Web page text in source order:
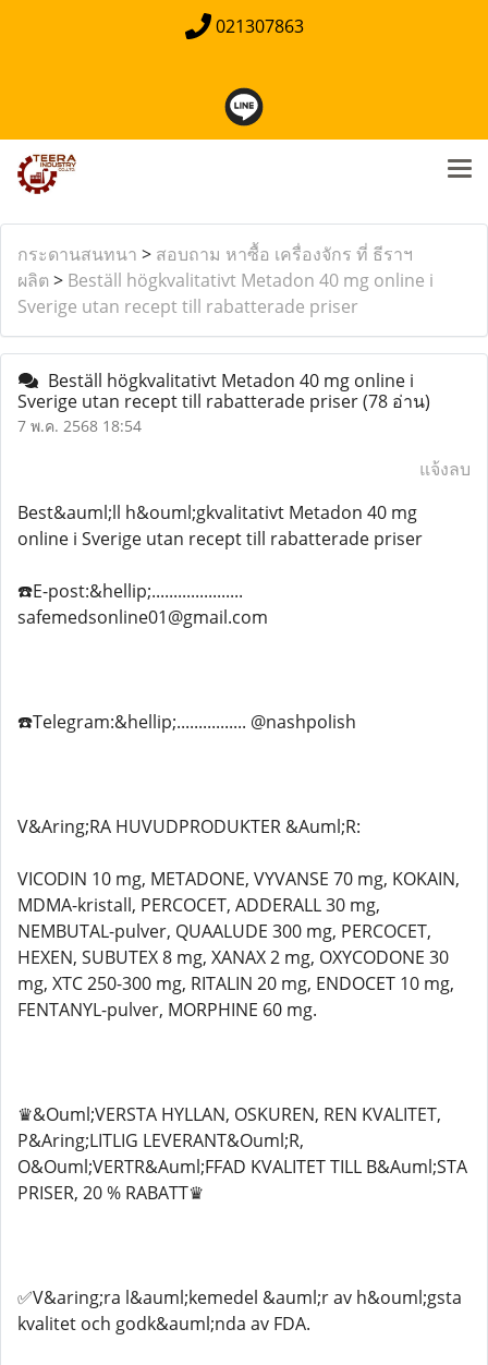
021307863
กระดานสนทนา > สอบถาม หาซื้อ เครื่องจักร ที่ ธีราฯ
ผลิต > Beställ högkvalitativt Metadon 40 mg online i
Sverige utan recept till rabatterade priser
Beställ högkvalitativt Metadon 40 mg online i
Sverige utan recept till rabatterade priser(78 อ่าน)
7 พ.ค. 2568 18:54
แจ้งลบ
Best&auml;ll h&ouml;gkvalitativt Metadon 40 mg
online i Sverige utan recept till rabatterade priser
☎️E-post:&hellip;.....................
safemedsonline01@gmail.com
☎️Telegram:&hellip;................ @nashpolish
V&Aring;RA HUVUDPRODUKTER &Auml;R:
VICODIN 10 mg, METADONE, VYVANSE 70 mg, KOKAIN,
MDMA-kristall, PERCOCET, ADDERALL 30 mg,
NEMBUTAL-pulver, QUAALUDE 300 mg, PERCOCET,
HEXEN, SUBUTEX 8 mg, XANAX 2 mg, OXYCODONE 30
mg, XTC 250-300 mg, RITALIN 20 mg, ENDOCET 10 mg,
FENTANYL-pulver, MORPHINE 60 mg.
♛&Ouml;VERSTA HYLLAN, OSKUREN, REN KVALITET,
P&Aring;LITLIG LEVERANT&Ouml;R,
O&Ouml;VERTR&Auml;FFAD KVALITET TILL B&Auml;STA
PRISER, 20 % RABATT♛
✅V&aring;ra l&auml;kemedel &auml;r av h&ouml;gsta
kvalitet och godk&auml;nda av FDA.